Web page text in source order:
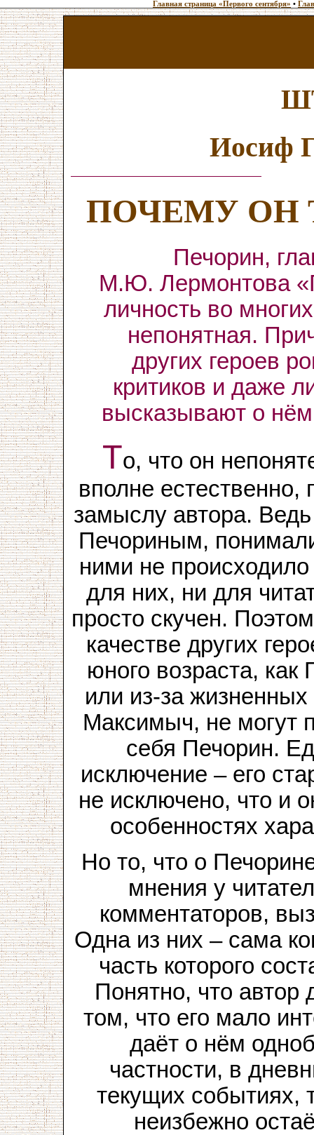
Главная страница «Первого сентября» •
Иосиф
ПОЧЕМУ ОН
Печорин,
М.Ю. Лермонтова
личность во
непонятная.
других героев
критиков и даже
высказывают о
То, что он
вполне естественно,
замыслу автора.
Печориным,
ними не
для них, ни для
просто скучен.
качестве других
юного возраста,
или из-за
Максимыч, не могут
себя Печорин.
исключение – его
не исключено, что и
особенностях
Но то, что о
мнения у
комментаторов,
Одна из них – сама
часть которого
Понятно, что автор
том, что его мало
даёт о нём
частности, в
текущих событиях,
неизбежно